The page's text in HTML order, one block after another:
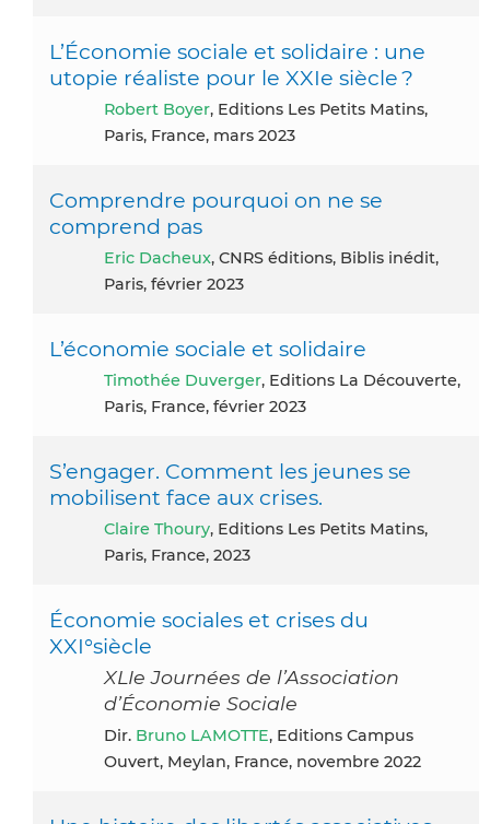
L’Économie sociale et solidaire : une
utopie réaliste pour le XXIe siècle ?
Robert Boyer, Editions Les Petits Matins,
Paris, France, mars 2023
Comprendre pourquoi on ne se
comprend pas
Eric Dacheux, CNRS éditions, Biblis inédit,
Paris, février 2023
L’économie sociale et solidaire
Timothée Duverger, Editions La Découverte,
Paris, France, février 2023
S’engager. Comment les jeunes se
mobilisent face aux crises.
Claire Thoury, Editions Les Petits Matins,
Paris, France, 2023
Économie sociales et crises du
XXI°siècle
XLIe Journées de l’Association
d’Économie Sociale
dir. Bruno LAMOTTE, Editions Campus
Ouvert, Meylan, France, novembre 2022